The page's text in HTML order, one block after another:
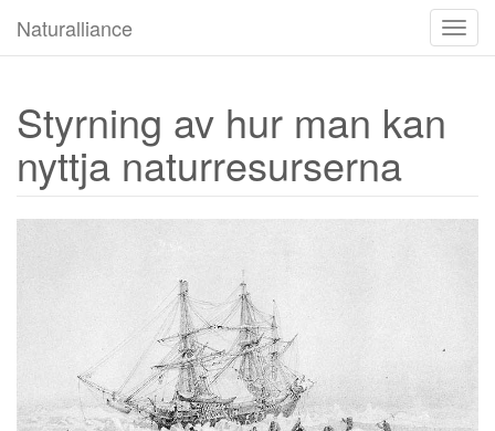
Byt
Naturalliance
Styrning av hur man kan
nyttja naturresurserna